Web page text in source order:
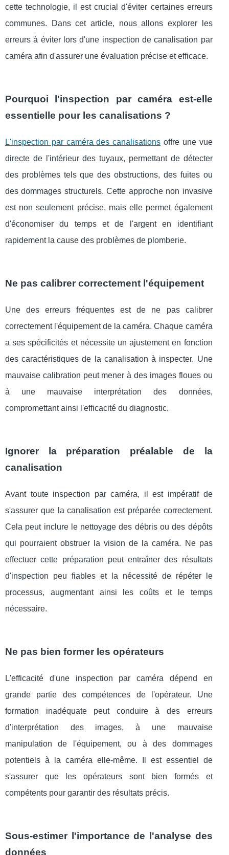
cette technologie, il est crucial d'éviter certaines erreurs
communes. Dans cet article, nous allons explorer les
erreurs à éviter lors d'une inspection de canalisation par
caméra afin d'assurer une évaluation précise et efficace.
Pourquoi l'inspection par caméra est-elle
essentielle pour les canalisations ?
L'inspection par caméra des canalisations offre une vue
directe de l'intérieur des tuyaux, permettant de détecter
des problèmes tels que des obstructions, des fuites ou
des dommages structurels. Cette approche non invasive
est non seulement précise, mais elle permet également
d'économiser du temps et de l'argent en identifiant
rapidement la cause des problèmes de plomberie.
Ne pas calibrer correctement l'équipement
Une des erreurs fréquentes est de ne pas calibrer
correctement l'équipement de la caméra. Chaque caméra
a ses spécificités et nécessite un ajustement en fonction
des caractéristiques de la canalisation à inspecter. Une
mauvaise calibration peut mener à des images floues ou
à une mauvaise interprétation des données,
compromettant ainsi l'efficacité du diagnostic.
Ignorer la préparation préalable de la
canalisation
Avant toute inspection par caméra, il est impératif de
s'assurer que la canalisation est préparée correctement.
Cela peut inclure le nettoyage des débris ou des dépôts
qui pourraient obstruer la vision de la caméra. Ne pas
effectuer cette préparation peut entraîner des résultats
d'inspection peu fiables et la nécessité de répéter le
processus, augmentant ainsi les coûts et le temps
nécessaire.
Ne pas bien former les opérateurs
L'efficacité d'une inspection par caméra dépend en
grande partie des compétences de l'opérateur. Une
formation inadéquate peut conduire à des erreurs
d'interprétation des images, à une mauvaise
manipulation de l'équipement, ou à des dommages
potentiels à la caméra elle-même. Il est essentiel de
s'assurer que les opérateurs sont bien formés et
compétents pour garantir des résultats précis.
Sous-estimer l'importance de l'analyse des
données